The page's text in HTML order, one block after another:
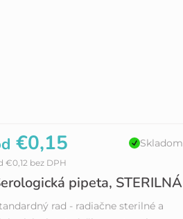
pipeta, STERILNÁ
Skladom
€0,12 bez DPH
€0,15
rad - radiačne sterilné a